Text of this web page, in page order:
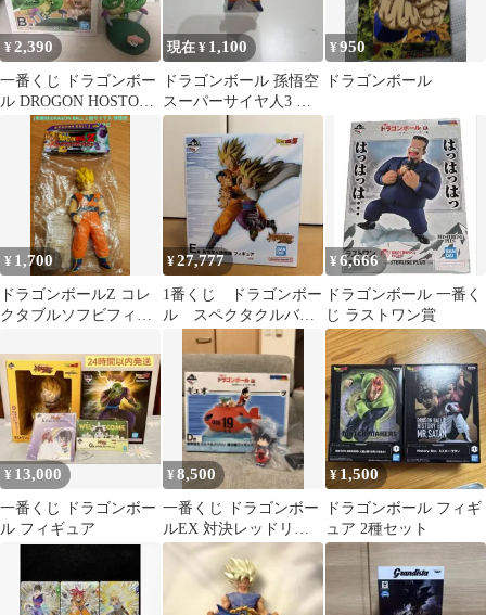
¥2,390
一番くじ ドラゴンボー
ル DROGON HOSTORY
Ⅱ B賞 ウーロン＆神龍
現在 ¥ 1,100
ドラゴンボール 孫悟空
スーパーサイヤ人3 フ
ィギュア
¥950
ドラゴンボール
¥ 1,700
ドラゴンボールZ コレ
クタブルソフビフィギ
孫悟空
¥27,777
1番くじ ドラゴンボー
ル スペクタクルバト
ル E賞 孫悟空&孫悟
飯 フィギュア
¥ 6,666
ドラゴンボール 一番く
じ ラストワン賞
¥ 13,000
一番くじ ドラゴンボー
ル フィギュア
¥8,500
一番くじ ドラゴンボー
ルEX 対決レッドリボ
ン軍 D賞 孫悟空&ブル
マ&クリリン
¥1,500
ドラゴンボール フィギ
ュア 2種セット